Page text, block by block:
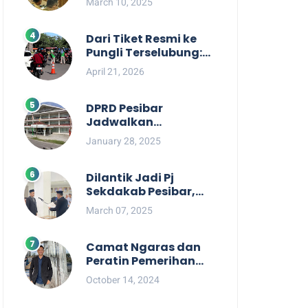
Berpihak kepada
Rapat Koordinasi OPD
Dari Tiket Resmi ke
Pungli Terselubung:
Kisruh Rp36 Juta
Pengelolaan Tiket
Jukung
April 21, 2026
DPRD Pesibar
Jadwalkan
Pemanggilan Pihak
Pemkab Terkait Nasib
Tahun 2025
January 28, 2025
Dilantik Jadi Pj
Sekdakab Pesibar,
Tedi Zadmiko
Ternyata Punya
Gemilang
March 07, 2025
Camat Ngaras dan
Peratin Pemerihan
Diduga Terlibat
Politik Praktis,
October 14, 2024